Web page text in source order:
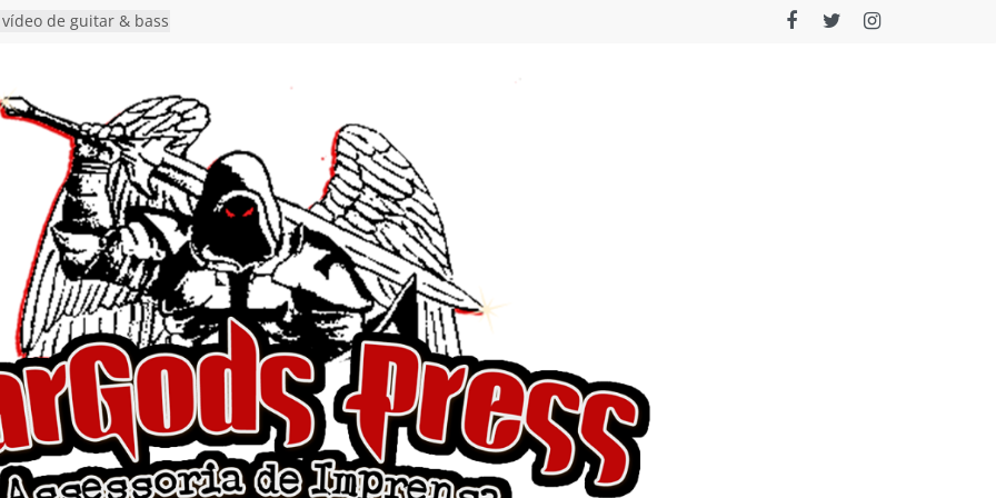
de guitar & bass
e a artificialidade
e videoclipe de
gaúcha de Heavy
debut “Hellforge”
Single “Dead Flies
nas plataformas em
A. Romero
Single de estreia
chega ao Spotify e
EP para o próximo